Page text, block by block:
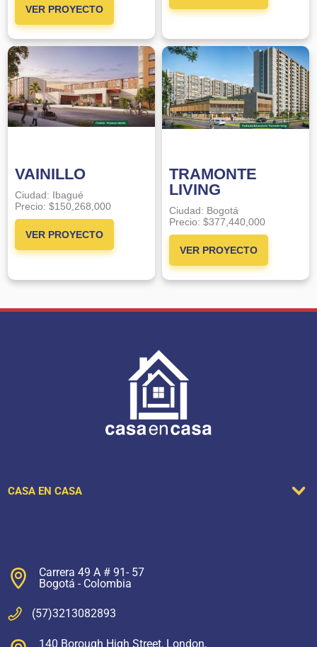
VER PROYECTO
VAINILLO
Ciudad: Ibagué
Precio:$150,268,000
VER PROYECTO
TRAMONTE
LIVING
Ciudad: Bogotá
Precio: $377,440,000
VER PROYECTO
CASA EN CASA
Carrera 49 A # 91- 57
Bogotá - Colombia
(57)3213082893
140 Borough High Street, London,